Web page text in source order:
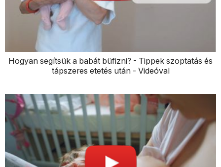
Hogyan segítsük a babát büfizni? - Tippek szoptatás és
tápszeres etetés után - Videóval